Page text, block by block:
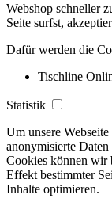
Webshop schneller
Seite surfst,
Dafür werden die
Tischline
Statistik
Um unsere
anonymisierte
Cookies können wir
Effekt bestimmter
Inhalte optimieren.